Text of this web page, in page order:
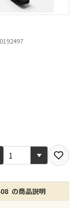
す
配便でのお届けが
での受取となりま
の商品説明